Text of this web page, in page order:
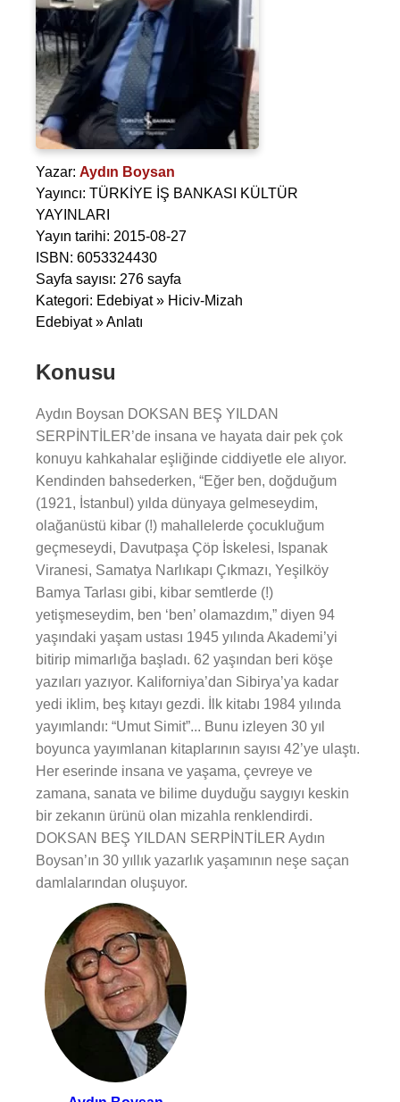
Yazar: Aydın Boysan
Yayıncı: TÜRKİYE İŞ BANKASI KÜLTÜR
YAYINLARI
Yayın tarihi: 2015-08-27
ISBN: 6053324430
Sayfa sayısı: 276 sayfa
Kategori: Edebiyat » Hiciv-Mizah
Edebiyat » Anlatı
Konusu
Aydın Boysan DOKSAN BEŞ YILDAN
SERPİNTİLER’de insana ve hayata dair pek çok
konuyu kahkahalar eşliğinde ciddiyetle ele alıyor.
Kendinden bahsederken, “Eğer ben, doğduğum
(1921, İstanbul) yılda dünyaya gelmeseydim,
olağanüstü kibar (!) mahallelerde çocukluğum
geçmeseydi, Davutpaşa Çöp İskelesi, Ispanak
Viranesi, Samatya Narlıkapı Çıkmazı, Yeşilköy
Bamya Tarlası gibi, kibar semtlerde (!)
yetişmeseydim, ben ‘ben’ olamazdım,” diyen 94
yaşındaki yaşam ustası 1945 yılında Akademi’yi
bitirip mimarlığa başladı. 62 yaşından beri köşe
yazıları yazıyor. Kaliforniya’dan Sibirya’ya kadar
yedi iklim, beş kıtayı gezdi. İlk kitabı 1984 yılında
yayımlandı: “Umut Simit”... Bunu izleyen 30 yıl
boyunca yayımlanan kitaplarının sayısı 42’ye ulaştı.
Her eserinde insana ve yaşama, çevreye ve
zamana, sanata ve bilime duyduğu saygıyı keskin
bir zekanın ürünü olan mizahla renklendirdi.
DOKSAN BEŞ YILDAN SERPİNTİLER Aydın
Boysan’ın 30 yıllık yazarlık yaşamının neşe saçan
damlalarından oluşuyor.